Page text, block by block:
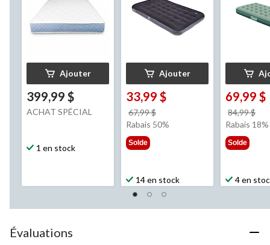
Ajouter
399,99 $
ACHAT SPÉCIAL
1 en stock
Ajouter
33,99 $
67,99 $
était
Rabais 50%
Solde
14 en stock
69,99 $
84,99 $
Rabais 18%
Solde
4 en
Évaluations